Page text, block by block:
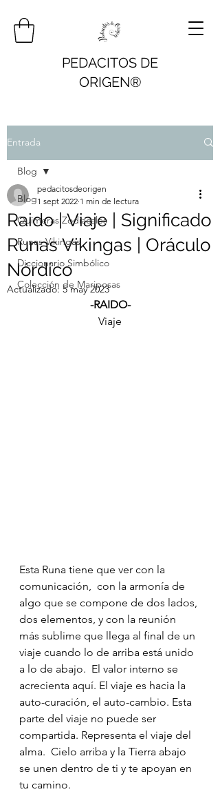
PEDACITOS DE
ORIGEN®
Entrada
Blog
Quimeras Zodiacales
Runas Vikingas
Diccionario Simbólico
Colección de Mariposas
Blog
Raido | Viaje | Significado
Runas Vikingas | Oráculo
Nórdico
pedacitosdeorigen
1 sept 2022 1 min de lectura
Actualizado: 5 may 2023
-RAIDO-
Viaje
Esta Runa tiene que ver con la
comunicación,  con la armonía de
algo que se compone de dos lados,
dos elementos, y con la reunión
más sublime que llega al final de un
viaje cuando lo de arriba está unido
a lo de abajo.  El valor interno se
acrecienta aquí. El viaje es hacia la
auto-curación, el auto-cambio. Esta
parte del viaje no puede ser
compartida. Representa el viaje del
alma.  Cielo arriba y la Tierra abajo
se unen dentro de ti y te apoyan en
tu camino.